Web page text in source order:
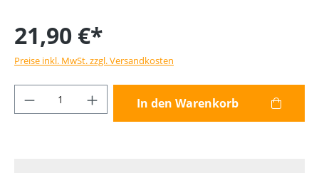
21,90 €*
Preise inkl. MwSt. zzgl. Versandkosten
Produkt Anzahl: Gib den gewünschten
In den Warenkorb